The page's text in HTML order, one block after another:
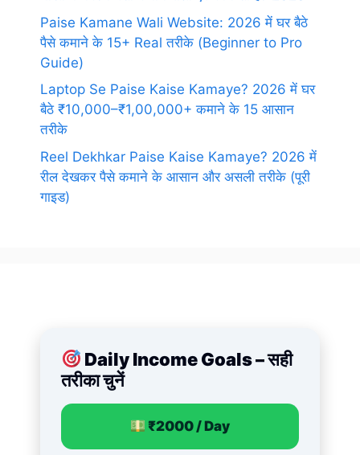
Paise Kamane Wali Website: 2026 में घर बैठे
पैसे कमाने के 15+ Real तरीके (Beginner to Pro
Guide)
Laptop Se Paise Kaise Kamaye? 2026 में घर
बैठे ₹10,000–₹1,00,000+ कमाने के 15 आसान
तरीके
Reel Dekhkar Paise Kaise Kamaye? 2026 में
रील देखकर पैसे कमाने के आसान और असली तरीके (पूरी
गाइड)
Daily Income Goals – सही
तरीका चुनें
₹2000 / Day